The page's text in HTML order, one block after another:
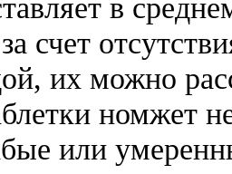
в
счет
их можно
номжет
или